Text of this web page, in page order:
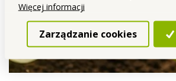
Więcej informacji
Zarządzanie cookies